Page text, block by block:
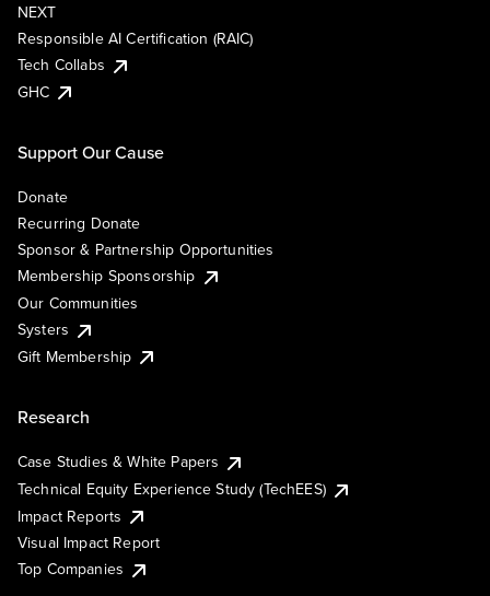
NEXT
Responsible AI Certification (RAIC)
Tech Collabs
GHC
Support Our Cause
Donate
Recurring Donate
Sponsor & Partnership Opportunities
Membership Sponsorship
Our Communities
Systers
Gift Membership
Research
Case Studies & White Papers
Technical Equity Experience Study (TechEES)
Impact Reports
Visual Impact Report
Top Companies